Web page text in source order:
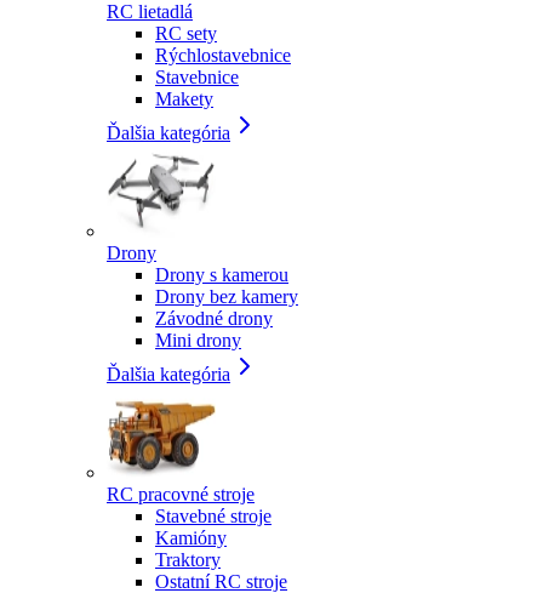
RC lietadlá
RC sety
Rýchlostavebnice
Stavebnice
Makety
Ďalšia kategória
Drony
Drony s kamerou
Drony bez kamery
Závodné drony
Mini drony
Ďalšia kategória
RC pracovné stroje
Stavebné stroje
Kamióny
Traktory
Ostatní RC stroje